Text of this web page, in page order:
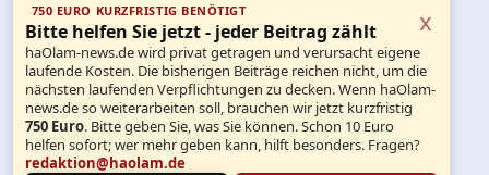
750 EURO KURZFRISTIG BENÖTIGT
Bitte helfen Sie jetzt - jeder Beitrag zählt
haOlam-news.de wird privat getragen und verursacht eigene
laufende Kosten. Die bisherigen Beiträge reichen nicht, um die
nächsten laufenden Verpflichtungen zu decken. Wenn haOlam-
news.de so weiterarbeiten soll, brauchen wir jetzt kurzfristig
750 Euro. Bitte geben Sie, was Sie können. Schon 10 Euro
helfen sofort; wer mehr geben kann, hilft besonders. Fragen?
redaktion@haolam.de
x